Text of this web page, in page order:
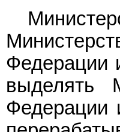
Федерации
выделять
Федерации